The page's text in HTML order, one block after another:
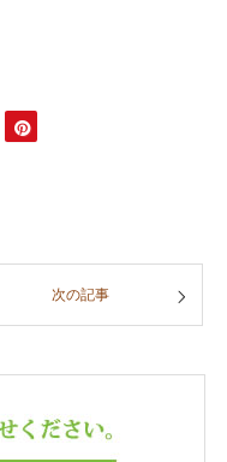
次の記事